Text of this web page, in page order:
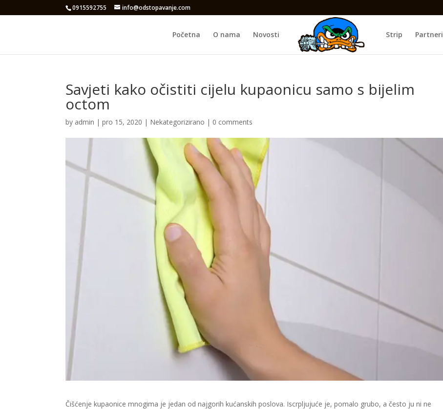
0915592755 info@odstopavanje.com
Početna O nama Novosti Strip Partneri
Savjeti kako očistiti cijelu kupaonicu samo s bijelim
octom
by admin |pro 15, 2020 | Nekategorizirano | 0 comments
Čišćenje kupaonice mnogima je jedan od najgorih kućanskih poslova. Iscrpljujuće je, pomalo grubo, a često ju ni ne